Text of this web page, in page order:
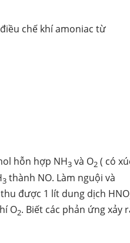
chế khí amoniac từ
hỗn hợp NH3 và O2 ( có
3 thành NO. Làm nguội và
được 1 lít dung dịch HNO
O2. Biết các phản ứng xảy